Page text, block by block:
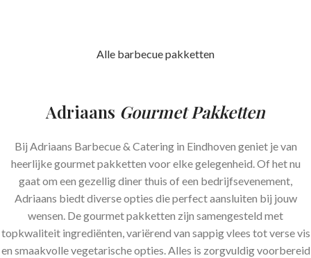
Alle barbecue pakketten
Adriaans Gourmet Pakketten
Bij Adriaans Barbecue & Catering in Eindhoven geniet je van
heerlijke gourmet pakketten voor elke gelegenheid. Of het nu
gaat om een gezellig diner thuis of een bedrijfsevenement,
Adriaans biedt diverse opties die perfect aansluiten bij jouw
wensen. De gourmet pakketten zijn samengesteld met
topkwaliteit ingrediënten, variërend van sappig vlees tot verse vis
en smaakvolle vegetarische opties. Alles is zorgvuldig voorbereid